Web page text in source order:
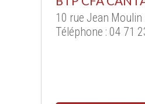
10 rue Jean Moulin
Téléphone : 04 71